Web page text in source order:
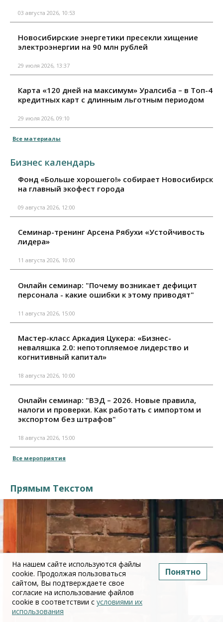
03 августа 2026, 10:53
Новосибирские энергетики пресекли хищение
электроэнергии на 90 млн рублей
29 июля 2026, 13:37
Карта «120 дней на максимум» Уралсиба – в Топ-4
кредитных карт с длинным льготным периодом
29 июля 2026, 09:10
Все материалы
Бизнес календарь
Фонд «Больше хорошего!» собирает Новосибирск
на главный экофест города
09 августа 2026, 12:00
Семинар-тренинг Арсена Рябухи «Устойчивость
лидера»
11 августа 2026, 10:00
Онлайн семинар: "Почему возникает дефицит
персонала - какие ошибки к этому приводят"
11 августа 2026, 15:00
Мастер-класс Аркадия Цукера: «Бизнес-
неваляшка 2.0: непотопляемое лидерство и
когнитивный капитал»
18 августа 2026, 10:00
Онлайн семинар: "ВЭД – 2026. Новые правила,
налоги и проверки. Как работать с импортом и
экспортом без штрафов"
18 августа 2026, 15:00
Все мероприятия
Прямым Текстом
На нашем сайте используются файлы
cookie. Продолжая пользоваться
сайтом, Вы подтверждаете свое
согласие на использование файлов
cookie в соответствии с условиями их
использования
Понятно